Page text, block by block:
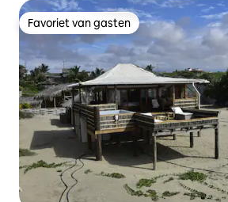
Favoriet van gasten
Favoriet van gasten